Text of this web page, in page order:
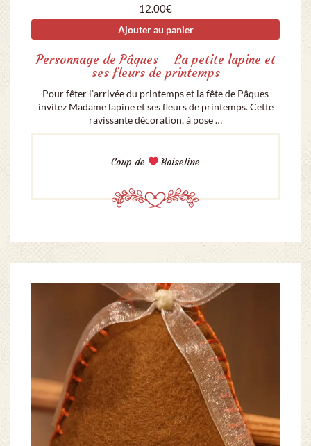
12.00€
Ajouter au panier
Personnage de Pâques – La petite lapine et
ses fleurs de printemps
Pour fêter l’arrivée du printemps et la fête de Pâques
invitez Madame lapine et ses fleurs de printemps. Cette
ravissante décoration, à pose …
Coup de Boiseline